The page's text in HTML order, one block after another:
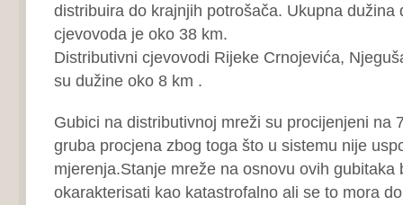
distribuira do krajnjih potrošača. Ukupna dužina
cjevovoda je oko 38 km.
Distributivni cjevovodi Rijeke Crnojevića,
su dužine oko 8 km .
Gubici na distributivnoj mreži su procijenjeni na
gruba procjena zbog toga što u sistemu nije
mjerenja.Stanje mreže na osnovu ovih gubitaka
okarakterisati kao katastrofalno ali se to mora